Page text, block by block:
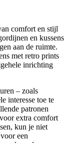
comfort en stijl
en kussens
aan de ruimte.
met retro prints
inrichting
– zoals
interesse toe te
patronen
extra comfort
kun je niet
een